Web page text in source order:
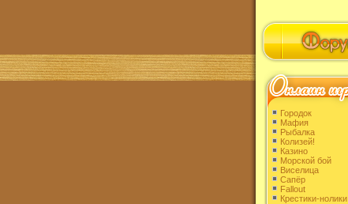
Городок
Мафия
Рыбалка
Колизей!
Казино
Морской бой
Виселица
Сапёр
Fallout
Крестики-нолики